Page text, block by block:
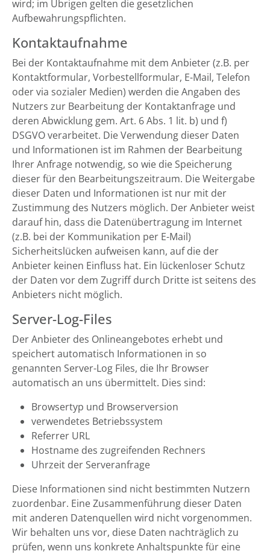
wird; im Übrigen gelten die gesetzlichen
Aufbewahrungspflichten.
Kontaktaufnahme
Bei der Kontaktaufnahme mit dem Anbieter (z.B. per
Kontaktformular, Vorbestellformular, E-Mail, Telefon
oder via sozialer Medien) werden die Angaben des
Nutzers zur Bearbeitung der Kontaktanfrage und
deren Abwicklung gem. Art. 6 Abs. 1 lit. b) und f)
DSGVO verarbeitet. Die Verwendung dieser Daten
und Informationen ist im Rahmen der Bearbeitung
Ihrer Anfrage notwendig, so wie die Speicherung
dieser für den Bearbeitungszeitraum. Die Weitergabe
dieser Daten und Informationen ist nur mit der
Zustimmung des Nutzers möglich. Der Anbieter weist
darauf hin, dass die Datenübertragung im Internet
(z.B. bei der Kommunikation per E-Mail)
Sicherheitslücken aufweisen kann, auf die der
Anbieter keinen Einfluss hat. Ein lückenloser Schutz
der Daten vor dem Zugriff durch Dritte ist seitens des
Anbieters nicht möglich.
Server-Log-Files
Der Anbieter des Onlineangebotes erhebt und
speichert automatisch Informationen in so
genannten Server-Log Files, die Ihr Browser
automatisch an uns übermittelt. Dies sind:
Browsertyp und Browserversion
verwendetes Betriebssystem
Referrer URL
Hostname des zugreifenden Rechners
Uhrzeit der Serveranfrage
Diese Informationen sind nicht bestimmten Nutzern
zuordenbar. Eine Zusammenführung dieser Daten
mit anderen Datenquellen wird nicht vorgenommen.
Wir behalten uns vor, diese Daten nachträglich zu
prüfen, wenn uns konkrete Anhaltspunkte für eine